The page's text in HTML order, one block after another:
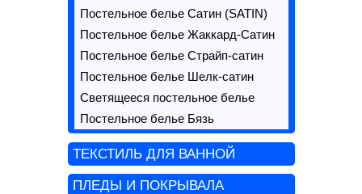
Постельное белье Сатин (SATIN)
Постельное белье Жаккард-Сатин
Постельное белье Страйп-сатин
Постельное белье Шелк-сатин
Светящееся постельное белье
Постельное белье Бязь
ТЕКСТИЛЬ ДЛЯ ВАННОЙ
ПЛЕДЫ И ПОКРЫВАЛА